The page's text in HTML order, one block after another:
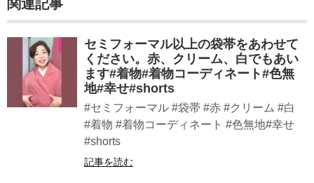
関連記事
セミフォーマル以上の袋帯をあわせて
ください。赤、クリーム、白でもあい
ます#着物#着物コーディネート#色無
地#幸せ#shorts
#セミフォーマル #袋帯 #赤 #クリーム #白
#着物 #着物コーディネート #色無地#幸せ
#shorts
記事を読む